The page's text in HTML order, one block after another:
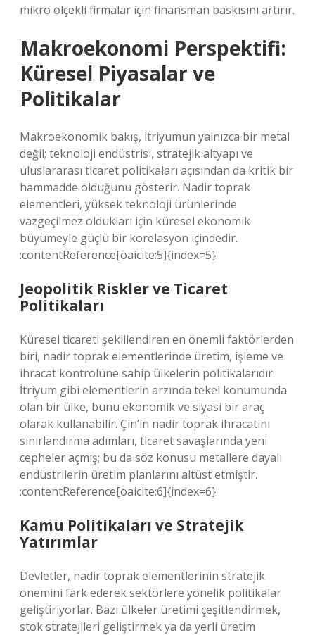
mikro ölçekli firmalar için finansman baskısını artırır.
Makroekonomi Perspektifi:
Küresel Piyasalar ve
Politikalar
Makroekonomik bakış, itriyumun yalnızca bir metal
değil; teknoloji endüstrisi, stratejik altyapı ve
uluslararası ticaret politikaları açısından da kritik bir
hammadde olduğunu gösterir. Nadir toprak
elementleri, yüksek teknoloji ürünlerinde
vazgeçilmez oldukları için küresel ekonomik
büyümeyle güçlü bir korelasyon içindedir.
:contentReference[oaicite:5]{index=5}
Jeopolitik Riskler ve Ticaret
Politikaları
Küresel ticareti şekillendiren en önemli faktörlerden
biri, nadir toprak elementlerinde üretim, işleme ve
ihracat kontrolüne sahip ülkelerin politikalarıdır.
İtriyum gibi elementlerin arzında tekel konumunda
olan bir ülke, bunu ekonomik ve siyasi bir araç
olarak kullanabilir. Çin’in nadir toprak ihracatını
sınırlandırma adımları, ticaret savaşlarında yeni
cepheler açmış; bu da söz konusu metallere dayalı
endüstrilerin üretim planlarını altüst etmiştir.
:contentReference[oaicite:6]{index=6}
Kamu Politikaları ve Stratejik
Yatırımlar
Devletler, nadir toprak elementlerinin stratejik
önemini fark ederek sektörlere yönelik politikalar
geliştiriyorlar. Bazı ülkeler üretimi çeşitlendirmek,
stok stratejileri geliştirmek ya da yerli üretim